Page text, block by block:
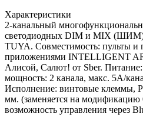
Характеристики
2-канальный
светодиодных DIM и MIX
TUYA. Совместимость: пульты и
приложениями INTELLIGENT
Алисой, Салют! от Sber.
мощность: 2 канала, макс. 5A/
Исполнение: винтовые клеммы,
мм. (заменяется на модификацию
возможность управления через